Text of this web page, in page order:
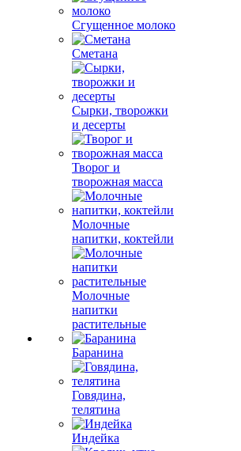
Сгущенное молоко
Сметана
Сырки, творожки
и десерты
Творог и
творожная масса
Молочные
напитки, коктейли
Молочные
напитки
растительные
Баранина
Говядина,
телятина
Индейка